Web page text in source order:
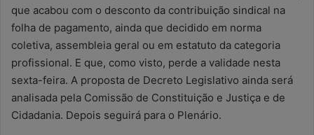
que acabou com o desconto da contribuição sindical na
folha de pagamento, ainda que decidido em norma
coletiva, assembleia geral ou em estatuto da categoria
profissional. E que, como visto, perde a validade nesta
sexta-feira. A proposta de Decreto Legislativo ainda será
analisada pela Comissão de Constituição e Justiça e de
Cidadania. Depois seguirá para o Plenário.